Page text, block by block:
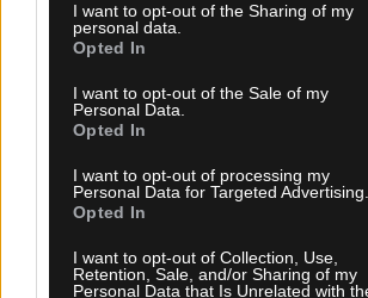
not limited to your visit or usage behaviour.
grant or deny consent to Google and its
use your data for below specified purposes
consent section.
I want to opt-out of the Sharing of my
personal data.
Opted In
I want to opt-out of the Sale of my
Personal Data.
Opted In
I want to opt-out of processing my
Personal Data for Targeted Advertising.
Opted In
I want to opt-out of Collection, Use,
Retention, Sale, and/or Sharing of my
Personal Data that Is Unrelated with
Τέλος το σενάριο της ΑΕΚ για
Ανακοινώνεται από την Αϊντχόφεν